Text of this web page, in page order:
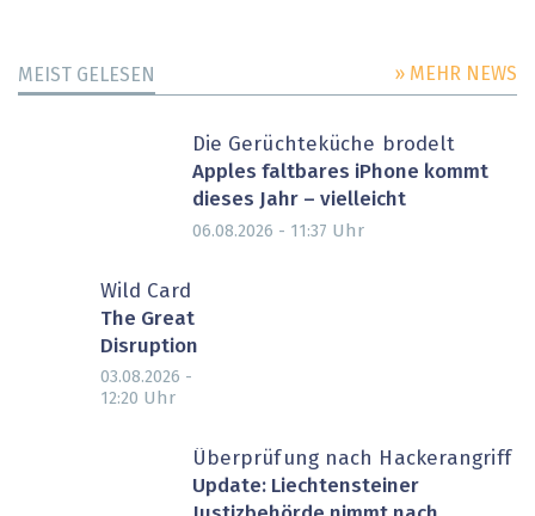
MEIST GELESEN » MEHR NEWS
Die Gerüchteküche brodelt
Apples faltbares iPhone kommt
dieses Jahr – vielleicht
06.08.2026 - 11:37 Uhr
Wild Card
The Great
Disruption
03.08.2026 -
12:20 Uhr
Überprüfung nach Hackerangriff
Update: Liechtensteiner